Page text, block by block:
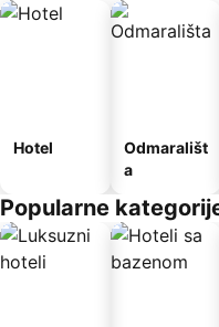
Hotel
Odmarališt
a
Popularne